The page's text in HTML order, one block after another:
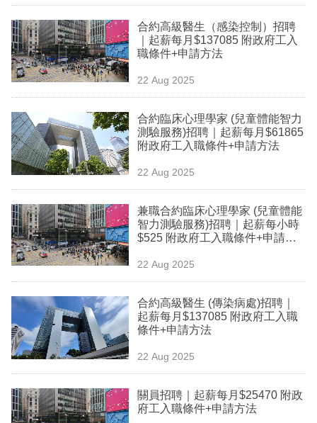
場
生
活
時
事
專
欄
閱
專
區
合約高級醫生（感染控制）招聘
｜起薪每月$137085 附政府工入
職條件+申請方法
22 Aug 2025
合約臨床心理學家 (兒童體能智力
測驗服務)招聘｜起薪每月$61865
附政府工入職條件+申請方法
22 Aug 2025
兼職合約臨床心理學家 (兒童體能
智力測驗服務)招聘｜起薪每小時
$525 附政府工入職條件+申請方
22 Aug 2025
合約高級醫生 (傳染病處)招聘｜
起薪每月$137085 附政府工入職
條件+申請方法
22 Aug 2025
關員招聘｜起薪每月$25470 附政
府工入職條件+申請方法